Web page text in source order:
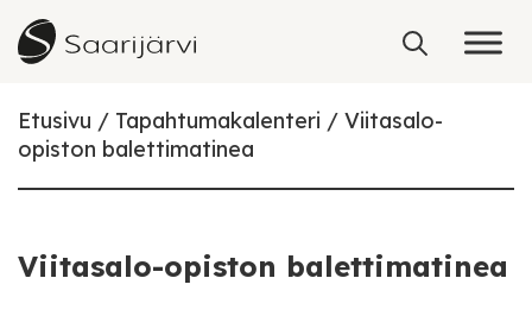
Skip to content
Etusivu Tapahtumakalenteri
Viitasalo-
opiston balettimatinea
Viitasalo-opiston balettimatinea